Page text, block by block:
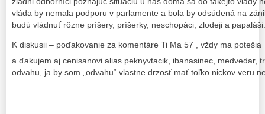
vláda by nemala podporu v parlamente a bola by odsúdená na
budú vládnuť rôzne príšery, príšerky, neschopáci, zlodeji a papaláši.
K diskusii – poďakovanie za komentáre Ti Ma 57 , vždy ma potešia
a ďakujem aj cenisanovi alias peknyvtacik, ibanasinec, medvedar,
odvahu, ja by som „odvahu“ vlastne drzosť mať toľko nickov veru